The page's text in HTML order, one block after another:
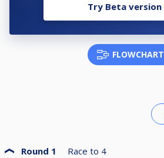
Try Beta version
FLOWCHART
Round 1 Race to 4